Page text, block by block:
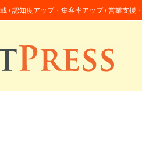
/ 認知度アップ・集客率アップ / 営業支援